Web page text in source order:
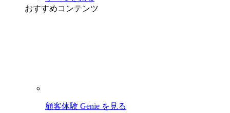
おすすめコンテンツ
顧客体験 Genie を見る